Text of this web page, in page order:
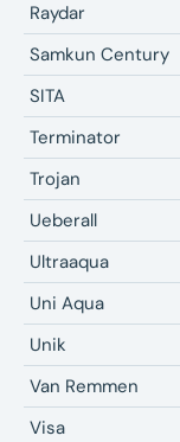
Raydar
Samkun Century
SITA
Terminator
Trojan
Ueberall
Ultraaqua
Uni Aqua
Unik
Van Remmen
Visa